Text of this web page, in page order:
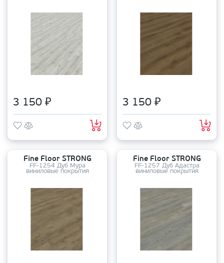
3 150 ₽ 3 150 ₽
Fine Floor STRONG
FF-1254 Дуб Мура
виниловые покрытия
Fine Floor STRONG
FF-1257 Дуб Адастра
виниловые покрытия